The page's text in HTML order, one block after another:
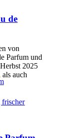
de
von
Parfum und
2025
auch